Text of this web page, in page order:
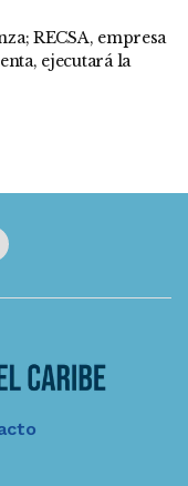
RECSA, empresa
ejecutará la